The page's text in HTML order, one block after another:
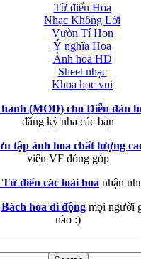
Từ điển Hoa
Nhạc Không Lời
Vườn Tí Hon
Ý nghĩa Hoa
Ảnh hoa HD
Sheet nhạc
Khoa học vui
(MOD) cho Diễn đàn
đăng ký nha các bạn
tập ảnh hoa chất lượng
viên VF đóng góp
điển các loài hoa nhận
Bách hóa di động mọi người
nào :)